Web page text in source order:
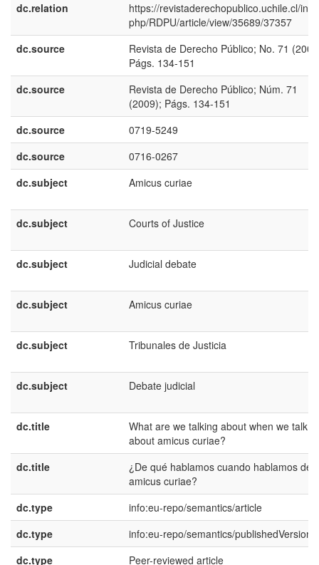
dc.relation
https://revistaderechopublico.uchile.cl/
php/RDPU/article/view/35689/37357
dc.source
Revista de Derecho Público; No. 71
Págs. 134-151
dc.source
Revista de Derecho Público; Núm. 71
(2009); Págs. 134-151
dc.source
0719-5249
dc.source
0716-0267
dc.subject
Amicus curiae
dc.subject Courts of Justice
dc.subject Judicial debate
dc.subject Amicus curiae
dc.subject Tribunales de Justicia
dc.subject Debate judicial
dc.title
What are we talking about when we talk
about amicus curiae?
dc.title
¿De qué hablamos cuando hablamos de
amicus curiae?
dc.type
info:eu-repo/semantics/article
dc.type
info:eu-repo/semantics/publishedVersion
dc.type
Peer-reviewed article